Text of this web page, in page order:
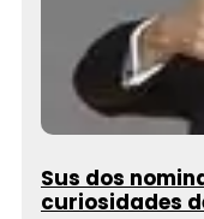
Sus dos
curiosidades